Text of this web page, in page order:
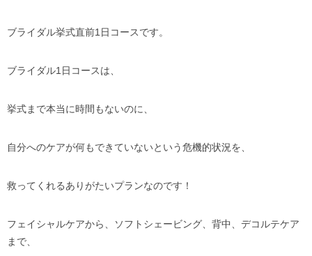
ブライダル挙式直前1日コースです。
ブライダル1日コースは、
挙式まで本当に時間もないのに、
自分へのケアが何もできていないという危機的状況を、
救ってくれるありがたいプランなのです！
フェイシャルケアから、ソフトシェービング、背中、デコルテケア
まで、